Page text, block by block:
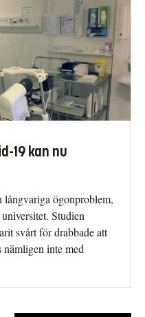
19 kan nu
ögonproblem,
Studien
svårt för drabbade att
inte med